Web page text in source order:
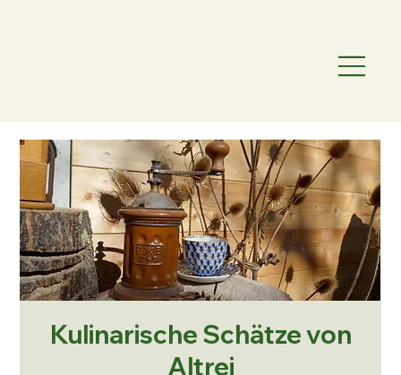
Kulinarische Schätze von
Altrei